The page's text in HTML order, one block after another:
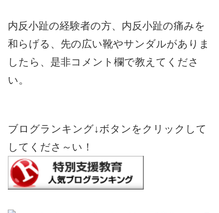
内反小趾の経験者の方、内反小趾の痛みを
和らげる、先の広い靴やサンダルがありま
したら、是非コメント欄で教えてくださ
い。
ブログランキング↓ボタンをクリックして
してくださ～い！